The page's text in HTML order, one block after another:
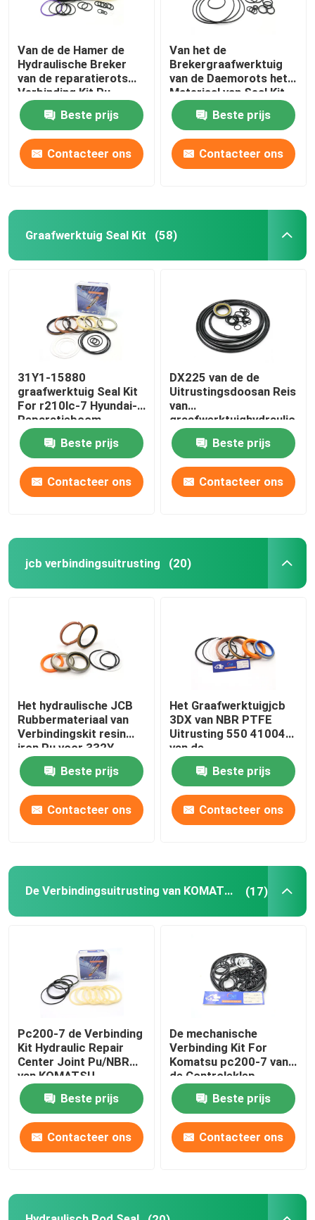
Huis
Producten
Video's
Ongeveer ons
Fabrieksreis
Kwaliteitscontrole
Contacteer ons
Nieuws
De hydraulische uitrusting van de brekerverbinding
jcb verbindingsuitrusting
De Verbindingsuitrusting van KOMATSU
Hydraulisch Rod Seal
Hydraulische Olieverbinding
Van de de Hamer de
Hydraulische Breker
van de reparatierots
Verbinding Kit Pu
Rubber For Sb 81
Beste prijs
Contacteer ons
Van het de
Brekergraafwerktuig
van de Daemorots het
Materiaal van Seal Kit
PTFE voor DMB 140
Beste prijs
Contacteer ons
Graafwerktuig Seal Kit (58)
31Y1-15880
graafwerktuig Seal Kit
For r210lc-7 Hyundai-
Reparatieboom
Beste prijs
Contacteer ons
DX225 van de de
Uitrustingsdoosan Reis
van
graafwerktuighydraulic
pump seal de
Uitrusting van de de
Motorverbinding
Beste prijs
Contacteer ons
jcb verbindingsuitrusting (20)
Het hydraulische JCB
Rubbermateriaal van
Verbindingskit resin
iron Pu voor 332Y-
5599
Beste prijs
Contacteer ons
Het Graafwerktuigjcb
3DX van NBR PTFE
Uitrusting 550 41004
van de
Stabilisatorverbinding
Beste prijs
Contacteer ons
De Verbindingsuitrusting van KOMATSU (17)
Pc200-7 de Verbinding
Kit Hydraulic Repair
Center Joint Pu/NBR
van KOMATSU
Beste prijs
Contacteer ons
De mechanische
Verbinding Kit For
Komatsu pc200-7 van
de Controleklep
Graafwerktuig
Beste prijs
Contacteer ons